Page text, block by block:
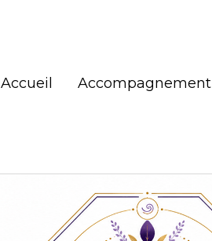
Accueil Accompagnement